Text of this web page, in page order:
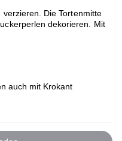
verzieren. Die Tortenmitte
dekorieren. Mit
auch mit Krokant